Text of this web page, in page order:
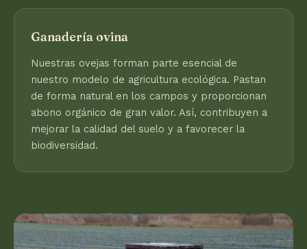
Ganadería ovina
Nuestras ovejas forman parte esencial de
nuestro modelo de agricultura ecológica. Pastan
de forma natural en los campos y proporcionan
abono orgánico de gran valor. Así, contribuyen a
mejorar la calidad del suelo y a favorecer la
biodiversidad.